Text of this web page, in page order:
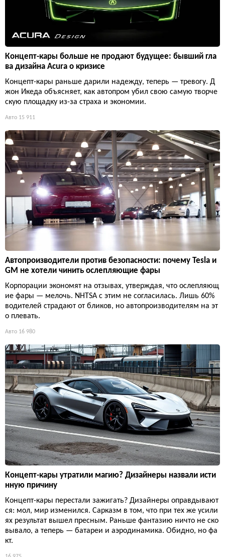
Концепт-кары больше не продают будущее: бывший гла
ва дизайна Acura о кризисе
Концепт-кары раньше дарили надежду, теперь — тревогу. Д
жон Икеда объясняет, как автопром убил свою самую творче
скую площадку из-за страха и экономии.
Авто 15 911
Автопроизводители против безопасности: почему Tesla и
GM не хотели чинить ослепляющие фары
Корпорации экономят на отзывах, утверждая, что ослепляющ
ие фары — мелочь. NHTSA с этим не согласилась. Лишь 60%
водителей страдают от бликов, но автопроизводителям на эт
о плевать.
Авто 16 980
Концепт-кары утратили магию? Дизайнеры назвали исти
нную причину
Концепт-кары перестали зажигать? Дизайнеры оправдывают
ся: мол, мир изменился. Сарказм в том, что при тех же усили
ях результат вышел пресным. Раньше фантазию ничто не ско
вывало, а теперь — батареи и аэродинамика. Обидно, но фа
кт.